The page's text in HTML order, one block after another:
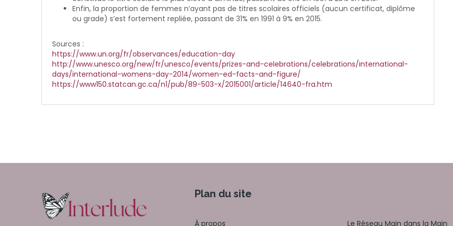
Enfin, la proportion de femmes n’ayant pas de titres scolaires officiels (aucun certificat, diplôme
ou grade) s’est fortement repliée, passant de 31% en 1991 à 9% en 2015.
Sources :
https://www.un.org/fr/observances/education-day
http://www.unesco.org/new/fr/unesco/events/prizes-and-celebrations/celebrations/international-
days/international-womens-day-2014/women-ed-facts-and-figure/
https://www150.statcan.gc.ca/n1/pub/89-503-x/2015001/article/14640-fra.htm
Plan du site
À propos Le Réseau Main dans la Main